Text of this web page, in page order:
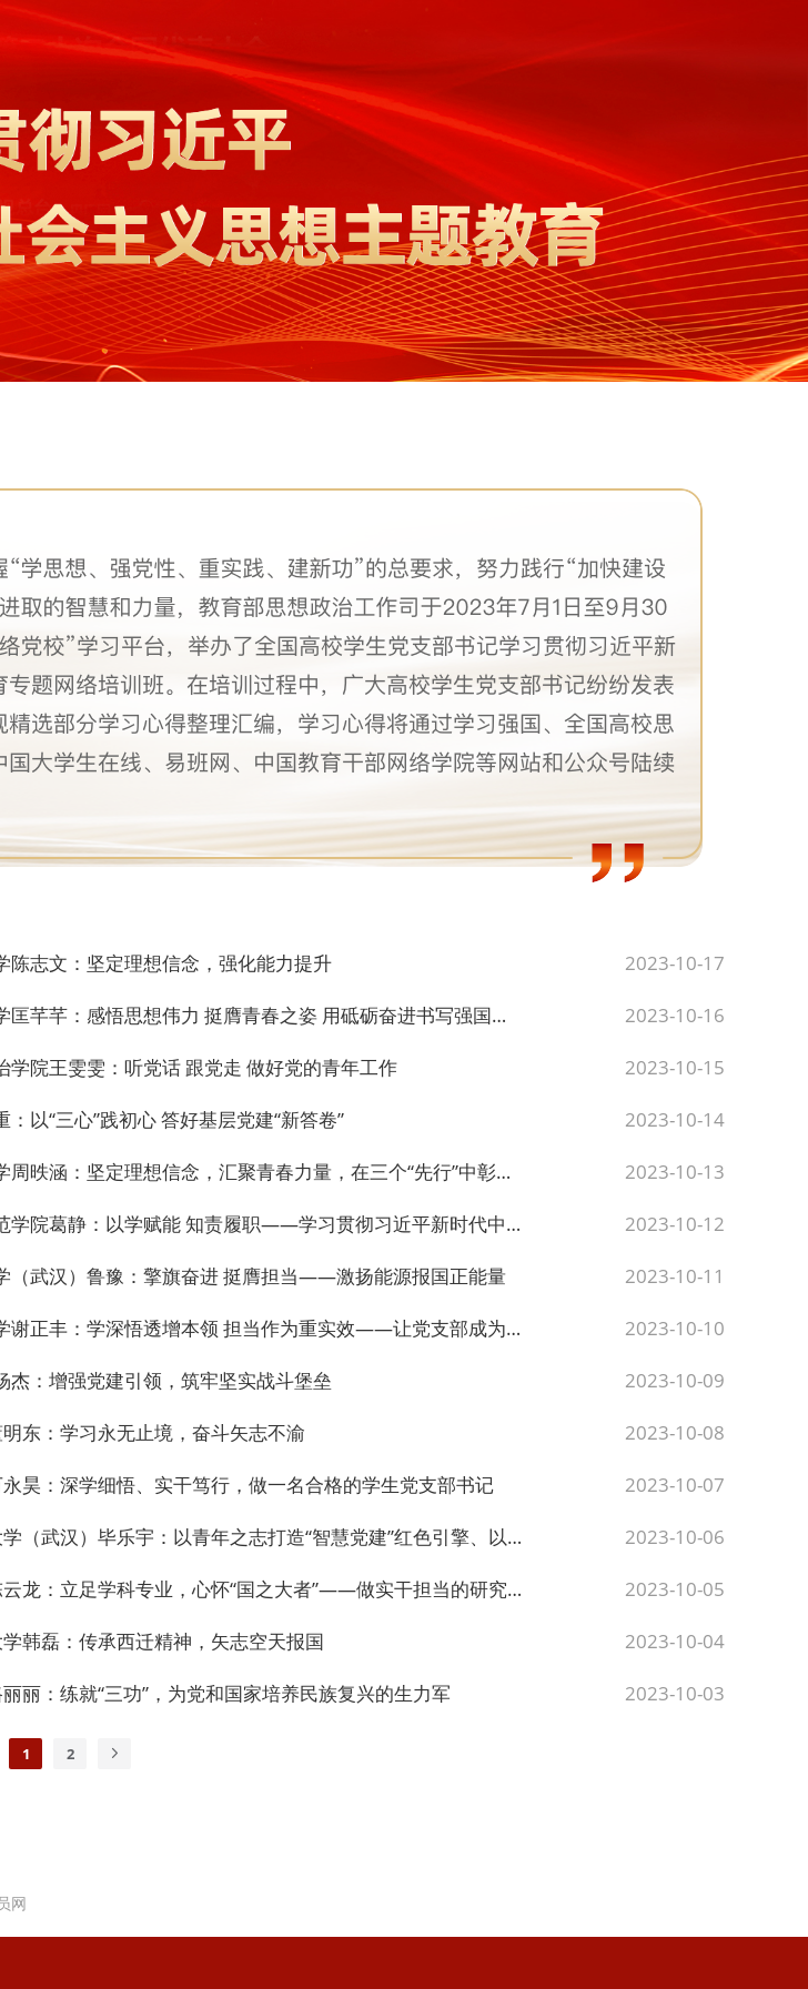
志文：坚定理想信念，强化能力提升 2023-10-17
芊：感悟思想伟力 挺膺青春之姿 用砥砺奋进书写强国华章 2023-10-16
院王雯雯：听党话 跟党走 做好党的青年工作 2023-10-15
以“三心”践初心 答好基层党建“新答卷” 2023-10-14
坚定理想信念，汇聚青春力量，在三个“先行”中彰显青春担当 2023-10-13
职——学习贯彻习近平新时代中国特色社会主义思想主题教育专题网络培训有感 2023-10-12
（武汉）鲁豫：擎旗奋进 挺膺担当——激扬能源报国正能量 2023-10-11
透增本领 担当作为重实效——让党支部成为党旗高高飘扬的战斗堡垒 2023-10-10
：增强党建引领，筑牢坚实战斗堡垒 2023-10-09
东：学习永无止境，奋斗矢志不渝 2023-10-08
昊：深学细悟、实干笃行，做一名合格的学生党支部书记 2023-10-07
青年之志打造“智慧党建”红色引擎、以青春之力践行“智造强国”时代使命 2023-10-06
立足学科专业，心怀“国之大者”——做实干担当的研究生党员 2023-10-05
韩磊：传承西迁精神，矢志空天报国 2023-10-04
丽：练就“三功”，为党和国家培养民族复兴的生力军 2023-10-03
1 2
网